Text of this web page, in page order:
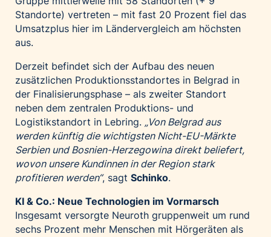
Standorte) vertreten – mit fast 20 Prozent fiel das
Umsatzplus hier im Ländervergleich am höchsten
aus.
Derzeit befindet sich der Aufbau des neuen
zusätzlichen Produktionsstandortes in Belgrad in
der Finalisierungsphase – als zweiter Standort
neben dem zentralen Produktions- und
Logistikstandort in Lebring. „Von Belgrad aus
werden künftig die wichtigsten Nicht-EU-Märkte
Serbien und Bosnien-Herzegowina direkt beliefert,
wovon unsere Kundinnen in der Region stark
profitieren werden“, sagt Schinko.
KI & Co.: Neue Technologien im Vormarsch
Insgesamt versorgte Neuroth gruppenweit um rund
sechs Prozent mehr Menschen mit Hörgeräten als